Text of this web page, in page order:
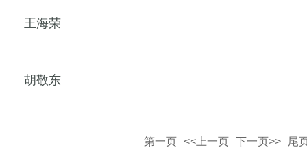
王海荣
胡敬东
第一页 <<上一页 下一页>> 尾